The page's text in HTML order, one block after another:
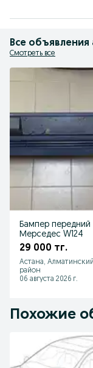
Все объявления
Смотреть все
Бампер передний
Мерседес W124
29 000 тг.
Астана, Алматинский
район
06 августа 2026 г.
Похожие